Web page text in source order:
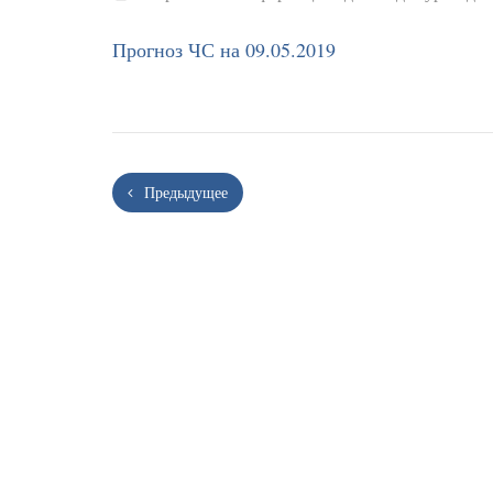
Прогноз ЧС на 09.05.2019
Предыдущее